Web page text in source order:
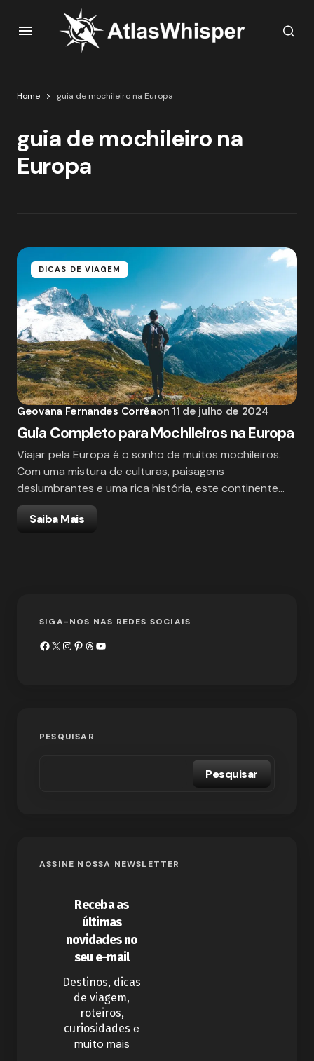
Home guia de mochileiro na Europa
guia de mochileiro na
Europa
DICAS DE VIAGEM
Geovana Fernandes Corrêaon 11 de julho de 2024
Guia Completo para Mochileiros na Europa
Viajar pela Europa é o sonho de muitos mochileiros.
Com uma mistura de culturas, paisagens
deslumbrantes e uma rica história, este continente…
Saiba Mais
SIGA-NOS NAS REDES SOCIAIS
PESQUISAR
Pesquisar
ASSINE NOSSA NEWSLETTER
Receba as
últimas
novidades no
seu e-mail
Destinos, dicas
de viagem,
roteiros,
curiosidades e
muito mais